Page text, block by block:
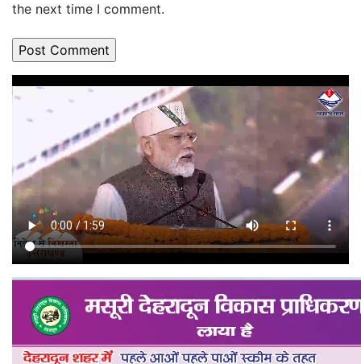
the next time I comment.